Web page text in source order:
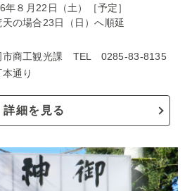
年８月22日（土）［予定］
の場合23日（日）へ順延
市商工観光課 TEL 0285-83-8135
通り
詳細を見る